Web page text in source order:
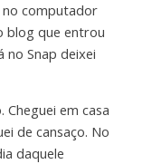
no computador
blog que entrou
no Snap deixei
em casa
de cansaço. No
daquele